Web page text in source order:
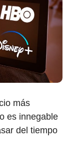
más
es innegable
del tiempo